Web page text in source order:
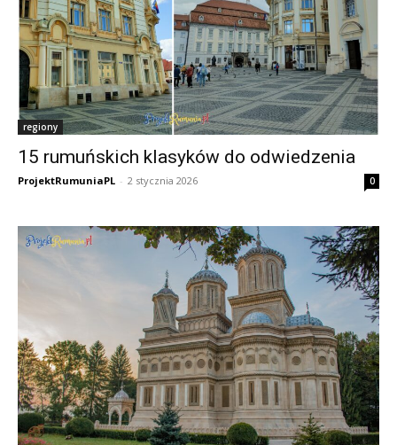
regiony
15 rumuńskich klasyków do odwiedzenia
ProjektRumuniaPL - 2 stycznia 2026 0